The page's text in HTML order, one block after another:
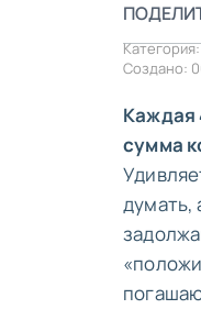
Создано:
Каждая
сумма
думать,